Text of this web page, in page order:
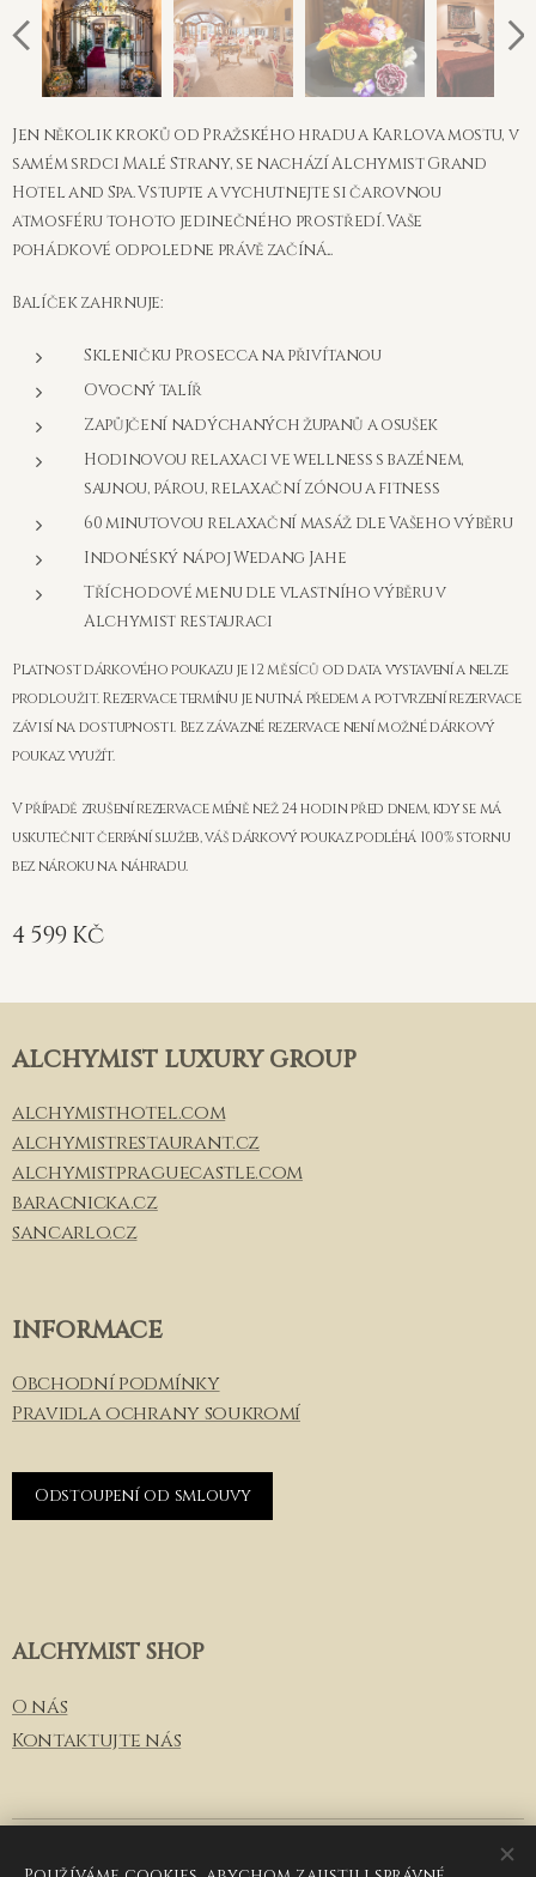
Jen několik kroků od Pražského hradu a Karlova mostu, v
samém srdci Malé Strany, se nachází Alchymist Grand
Hotel and Spa. Vstupte a vychutnejte si čarovnou
atmosféru tohoto jedinečného prostředí. Vaše
pohádkové odpoledne právě začíná...
Balíček zahrnuje:
Skleničku Prosecca na přivítanou
Ovocný talíř
Zapůjčení nadýchaných županů a osušek
Hodinovou relaxaci ve wellness s bazénem,
saunou, párou, relaxační zónou a fitness
60 minutovou relaxační masáž dle Vašeho výběru
Indonéský nápoj Wedang Jahe
Tříchodové menu dle vlastního výběru v
Alchymist restauraci
Platnost dárkového poukazu je 12 měsíců od data vystavení a nelze
prodloužit. Rezervace termínu je nutná předem a potvrzení rezervace
závisí na dostupnosti. Bez závazné rezervace není možné dárkový
poukaz využít.
V případě zrušení rezervace méně než 24 hodin před dnem, kdy se má
uskutečnit čerpání služeb, váš dárkový poukaz podléhá 100% stornu
bez nároku na náhradu.
4 599Kč
ALCHYMIST LUXURY GROUP
alchymisthotel.com
alchymistrestaurant.cz
alchymistpraguecastle.com
baracnicka.cz
sancarlo.cz
INFORMACE
Obchodní podmínky
Pravidla ochrany soukromí
Odstoupení od smlouvy
ALCHYMIST SHOP
O nás
Kontaktujte nás
, email: info@alchymist-